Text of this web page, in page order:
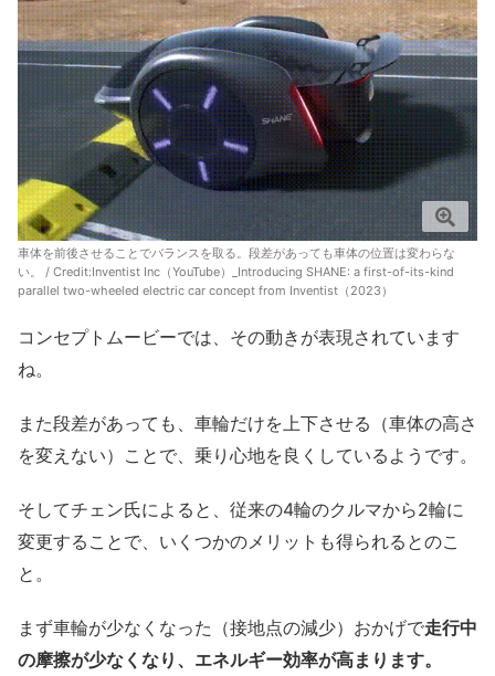
車体を前後させることでバランスを取る。段差があっても車体の位置は変わらな
い。 / Credit:Inventist Inc（YouTube）_Introducing SHANE: a first-of-its-kind
parallel two-wheeled electric car concept from Inventist（2023）
コンセプトムービーでは、その動きが表現されています
ね。
また段差があっても、車輪だけを上下させる（車体の高さ
を変えない）ことで、乗り心地を良くしているようです。
そしてチェン氏によると、従来の4輪のクルマから2輪に
変更することで、いくつかのメリットも得られるとのこ
と。
まず車輪が少なくなった（接地点の減少）おかげで走行中
の摩擦が少なくなり、エネルギー効率が高まります。